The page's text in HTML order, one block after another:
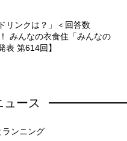
リンクは？」＜回答数
みんなの衣食住「みんなの
表 第614回】
ュース
ランニング